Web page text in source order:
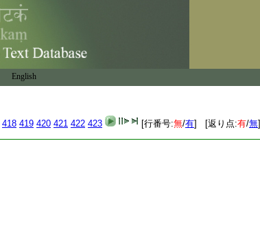
English
418 419 420 421 422 423 [行番号:無/有] [返り点:有/無]